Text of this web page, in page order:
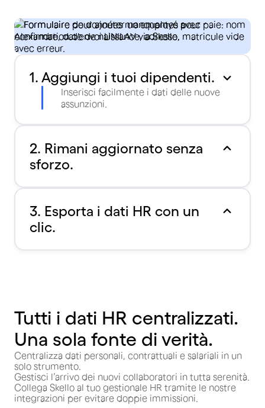
1. Aggiungi i tuoi dipendenti.
Inserisci facilmente i dati delle nuove
assunzioni.
2. Rimani aggiornato senza
sforzo.
3. Esporta i dati HR con un
clic.
Tutti i dati HR centralizzati.
Una sola fonte di verità.
Centralizza dati personali, contrattuali e salariali in un
solo strumento.
Gestisci l’arrivo dei nuovi collaboratori in tutta serenità.
Collega Skello al tuo gestionale HR tramite le nostre
integrazioni per evitare doppie immissioni.